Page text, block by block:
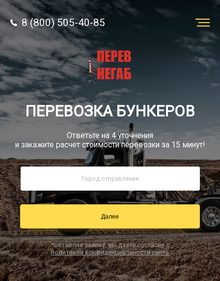
8 (800) 505-40-85
Звонок по России бесплатно
sale@simtruck-negabarit.ru
Заказать звонок
Заказать
перевозку
Грузы
8 (800) 505-40-85
ПЕРЕВОЗКА БУНКЕРОВ
Ответьте на 4 уточнения
и закажите расчет стоимости перевозки за 15 минут!
Далее
*оставляя заявку, вы даете согласие с
политикой конфиденциальности сайта